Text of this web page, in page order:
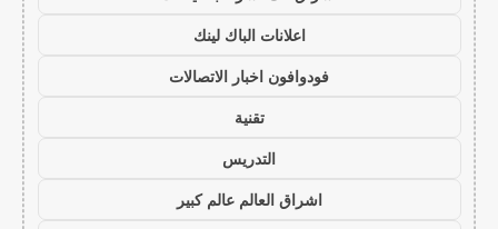
اعلانات الباك لينك
فودوافون اخبار الاتصالات
تقنية
التدريس
اشراق العالم عالم كبير